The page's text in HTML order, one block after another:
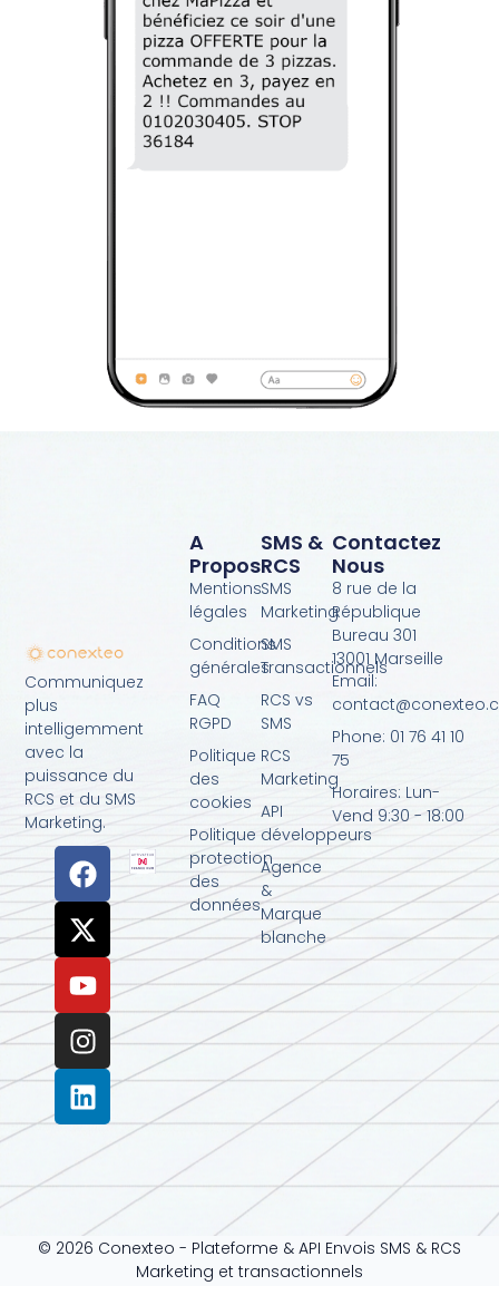
Communiquez
plus
intelligemment
avec la
puissance du
RCS et du SMS
Marketing.
SMS &
RCS
SMS
Marketing
SMS
Transactionnels
RCS vs
SMS
RCS
Marketing
API
développeurs
Agence
&
Marque
blanche
A
Propos
Mentions
légales
Conditions
générales
FAQ
RGPD
Politique
des
cookies
Politique
protection
des
données
Contactez
Nous
8 rue de la
République
Bureau 301
13001 Marseille
Email:
Phone: 01 76 41 10
75
Horaires: Lun-
Vend 9:30 - 18:00
© 2026 Conexteo - Plateforme & API Envois SMS & RCS
Marketing et transactionnels